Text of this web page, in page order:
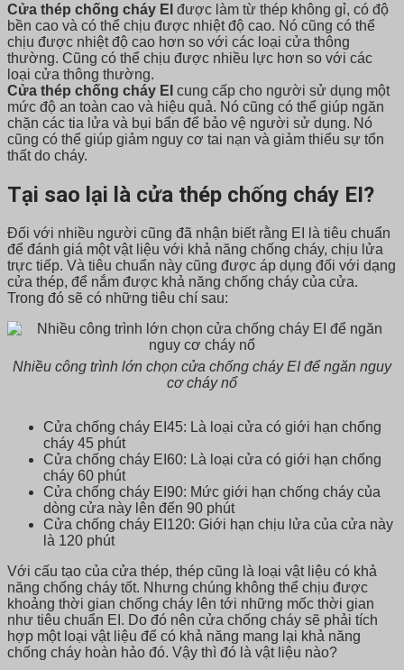
Cửa thép chống cháy EI được làm từ thép không gỉ, có độ
bền cao và có thể chịu được nhiệt độ cao. Nó cũng có thể
chịu được nhiệt độ cao hơn so với các loại cửa thông
thường. Cũng có thể chịu được nhiều lực hơn so với các
loại cửa thông thường.
Cửa thép chống cháy EI cung cấp cho người sử dụng một
mức độ an toàn cao và hiệu quả. Nó cũng có thể giúp ngăn
chặn các tia lửa và bụi bẩn để bảo vệ người sử dụng. Nó
cũng có thể giúp giảm nguy cơ tai nạn và giảm thiểu sự tổn
thất do cháy.
Tại sao lại là cửa thép chống cháy EI?
Đối với nhiều người cũng đã nhận biết rằng EI là tiêu chuẩn
để đánh giá một vật liệu với khả năng chống cháy, chịu lửa
trực tiếp. Và tiêu chuẩn này cũng được áp dụng đối với dạng
cửa thép, để nắm được khả năng chống cháy của cửa.
Trong đó sẽ có những tiêu chí sau:
Nhiều công trình lớn chọn cửa chống cháy EI để ngăn nguy
cơ cháy nổ
Cửa chống cháy EI45: Là loại cửa có giới hạn chống
cháy 45 phút
Cửa chống cháy EI60: Là loại cửa có giới hạn chống
cháy 60 phút
Cửa chống cháy EI90: Mức giới hạn chống cháy của
dòng cửa này lên đến 90 phút
Cửa chống cháy EI120: Giới hạn chịu lửa của cửa này
là 120 phút
Với cấu tạo của cửa thép, thép cũng là loại vật liệu có khả
năng chống cháy tốt. Nhưng chúng không thể chịu được
khoảng thời gian chống cháy lên tới những mốc thời gian
như tiêu chuẩn EI. Do đó nên cửa chống cháy sẽ phải tích
hợp một loại vật liệu để có khả năng mang lại khả năng
chống cháy hoàn hảo đó. Vậy thì đó là vật liệu nào?